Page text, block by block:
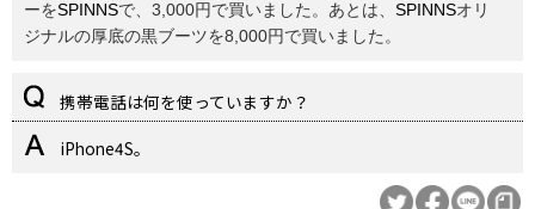
ーをSPINNSで、3,000円で買いました。あとは、 SPINNSオリ
ジナルの厚底の黒ブーツを8,000円で買いました。
携帯電話は何を使っていますか？
iPhone4S。